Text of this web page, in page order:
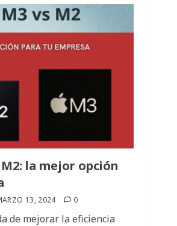
la mejor opción
13, 2024 0
de mejorar la eficiencia